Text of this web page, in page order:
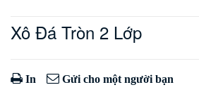
Xô Đá Tròn 2 Lớp
In Gửi cho một người bạn